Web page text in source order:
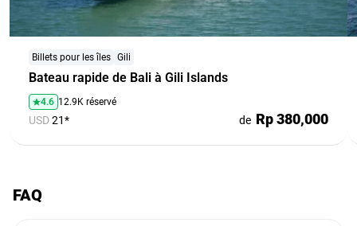
Bateau rapide de Bali à Gili Islands
Billets pour les îles Gili
4.6 12.9K réservé
USD21* de Rp 380,000
FAQ